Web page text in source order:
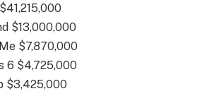
$13,000,000
$7,870,000
6 $4,725,000
$3,425,000